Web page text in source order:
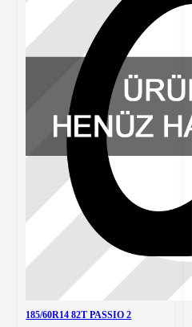
185/60R14 82T PASSIO 2